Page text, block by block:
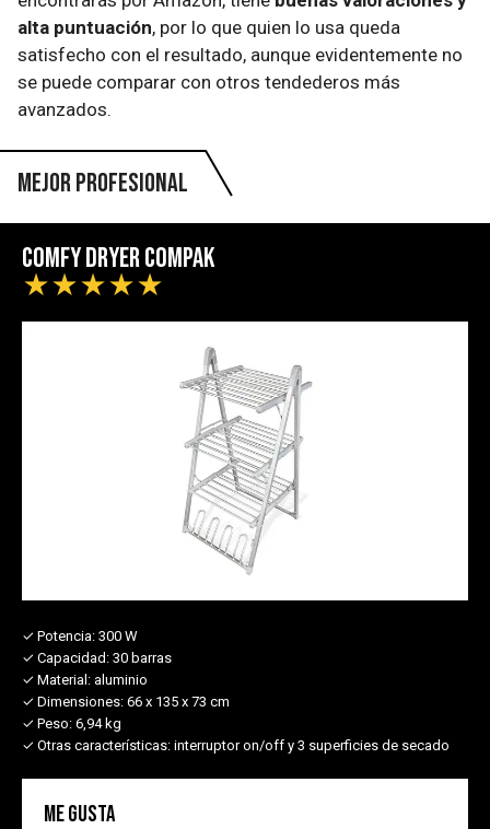
alta puntuación, por lo que quien lo usa queda
satisfecho con el resultado, aunque evidentemente no
se puede comparar con otros tendederos más
avanzados.
Mejor profesional
Comfy Dryer Compak
★★★★★
✓ Potencia: 300 W
✓ Capacidad: 30 barras
✓ Material: aluminio
✓ Dimensiones: 66 x 135 x 73 cm
✓ Peso: 6,94 kg
✓ Otras características: interruptor on/off y 3 superficies de secado
Me gusta